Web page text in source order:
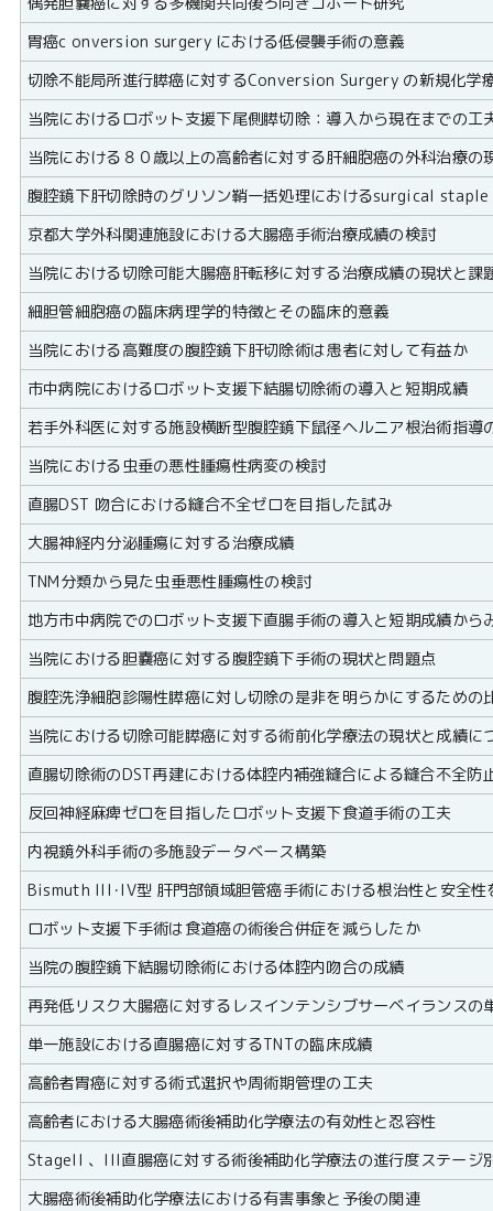
胃癌c onversion surgery における低侵襲手術の意義
切除不能局所進行膵癌に対するConversion Surgery の新規化学
当院におけるロボット支援下尾側膵切除：導入から現在までの工
当院における８０歳以上の高齢者に対する肝細胞癌の外科治療の
腹腔鏡下肝切除時のグリソン鞘一括処理におけるsurgical
京都大学外科関連施設における大腸癌手術治療成績の検討
当院における切除可能大腸癌肝転移に対する治療成績の現状と課
細胆管細胞癌の臨床病理学的特徴とその臨床的意義
当院における高難度の腹腔鏡下肝切除術は患者に対して有益か
市中病院におけるロボット支援下結腸切除術の導入と短期成績
若手外科医に対する施設横断型腹腔鏡下鼠径ヘルニア根治術指導
当院における虫垂の悪性腫瘍性病変の検討
直腸DST 吻合における縫合不全ゼロを目指した試み
大腸神経内分泌腫瘍に対する治療成績
TNM分類から見た虫垂悪性腫瘍性の検討
地方市中病院でのロボット支援下直腸手術の導入と短期成績から
当院における胆嚢癌に対する腹腔鏡下手術の現状と問題点
腹腔洗浄細胞診陽性膵癌に対し切除の是非を明らかにするための
当院における切除可能膵癌に対する術前化学療法の現状と成績に
直腸切除術のDST再建における体腔内補強縫合による縫合不全防
反回神経麻痺ゼロを目指したロボット支援下食道手術の工夫
内視鏡外科手術の多施設データベース構築
Bismuth III･IV型 肝門部領域胆管癌手術における根治性と安全性
ロボット支援下手術は食道癌の術後合併症を減らしたか
当院の腹腔鏡下結腸切除術における体腔内吻合の成績
再発低リスク大腸癌に対するレスインテンシブサーベイランスの
単一施設における直腸癌に対するTNTの臨床成績
高齢者胃癌に対する術式選択や周術期管理の工夫
高齢者における大腸癌術後補助化学療法の有効性と忍容性
StageII 、III直腸癌に対する術後補助化学療法の進行度ステー
大腸癌術後補助化学療法における有害事象と予後の関連